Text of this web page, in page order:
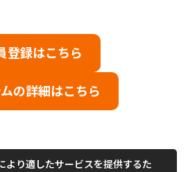
登録はこちら
の詳細はこちら
より適したサービスを提供するた